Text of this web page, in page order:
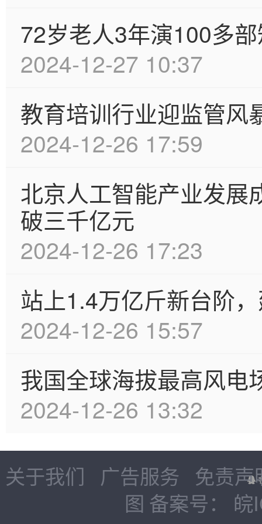
72岁老人3年演100多
2024-12-27 10:37
教育培训行业迎监管风
2024-12-26 17:59
北京人工智能产业发展
破三千亿元
2024-12-26 17:23
站上1.4万亿斤新台阶
2024-12-26 15:57
我国全球海拔最高风电
2024-12-26 13:32
关于我们 广告服务 免责声
图 备案号：
皖